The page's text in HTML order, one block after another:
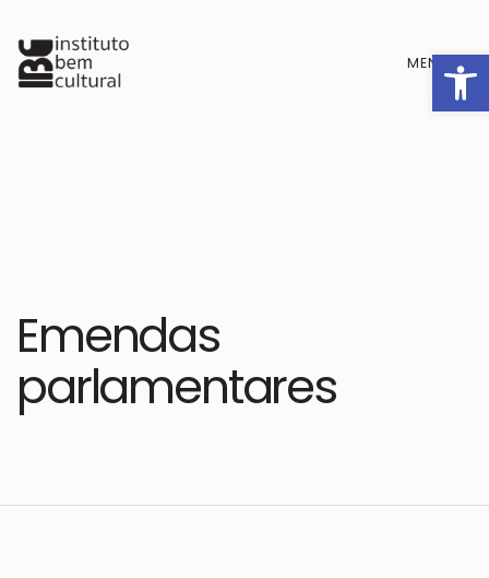
Barra de
MENU
Emendas
parlamentares